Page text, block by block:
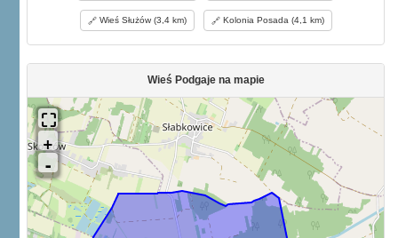
Wieś Służów (3,4 km) Kolonia Posada (4,1 km)
Wieś Podgaje na mapie